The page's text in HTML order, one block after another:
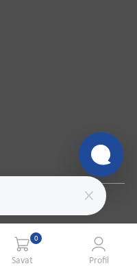
0
Savat Profil